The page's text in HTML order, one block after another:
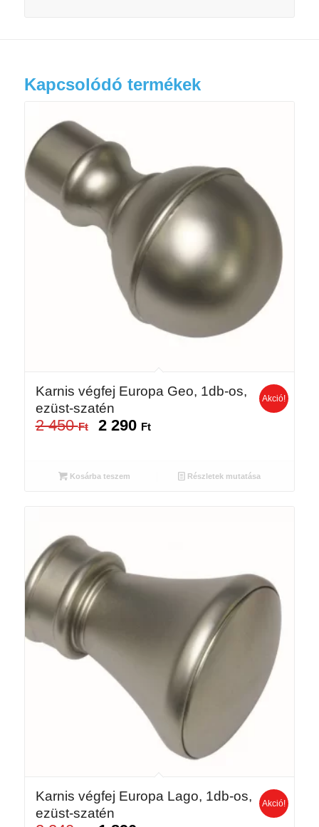
Kapcsolódó termékek
Karnis végfej Europa Geo, 1db-os,
ezüst-szatén
2 450Ft
Original
2
2 290 FtCurrent
Akció!
Kosárba teszem Részletek mutatása
Karnis végfej Europa Lago, 1db-os,
ezüst-szatén
Akció!